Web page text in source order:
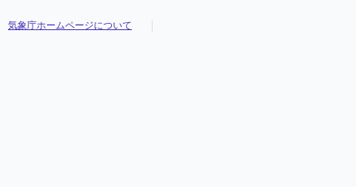
気象庁ホームページについて